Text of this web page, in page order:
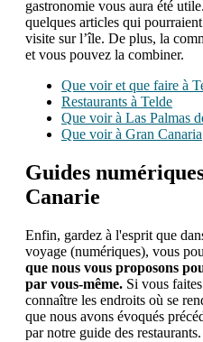
gastronomie vous aura été
quelques articles qui
visite sur l’île. De plus, la
et vous pouvez la combiner.
Que voir et que faire à
Restaurants à Telde
Que voir à Las Palmas
Que voir à Gran Canaria
Guides
Canarie
Enfin, gardez à l'esprit que
voyage (numériques), vous
que nous vous proposons
par vous-même. Si vous
connaître les endroits où se
que nous avons évoqués
par notre guide des restaurants.